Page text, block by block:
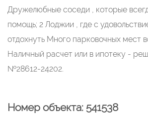
Дружелюбные соседи , которые
помощь; 2 Лоджии , где с
отдохнуть Много парковочных мест
Наличный расчет или в ипотеку -
№28612-24202.
Номер объекта: 541538